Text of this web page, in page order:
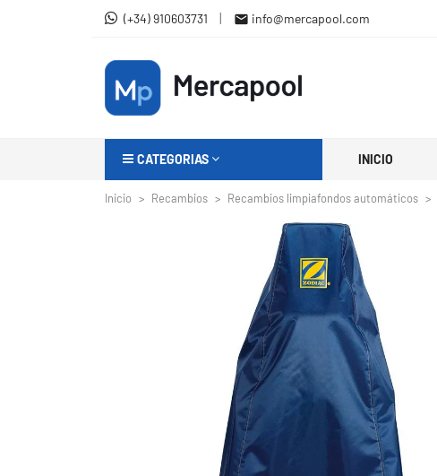
(+34) 910603731 |  info@mercapool.com
CATEGORIAS INICIO
Inicio Recambios Recambios limpiafondos automáticos